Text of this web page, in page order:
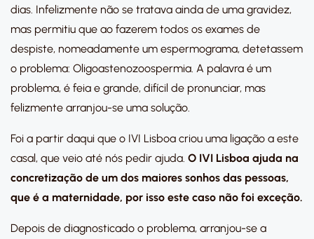
dias. Infelizmente não se tratava ainda de uma gravidez,
mas permitiu que ao fazerem todos os exames de
despiste, nomeadamente um espermograma, detetassem
o problema: Oligoastenozoospermia. A palavra é um
problema, é feia e grande, difícil de pronunciar, mas
felizmente arranjou-se uma solução.
Foi a partir daqui que o IVI Lisboa criou uma ligação a este
casal, que veio até nós pedir ajuda. O IVI Lisboa ajuda na
concretização de um dos maiores sonhos das pessoas,
que é a maternidade, por isso este caso não foi exceção.
Depois de diagnosticado o problema, arranjou-se a